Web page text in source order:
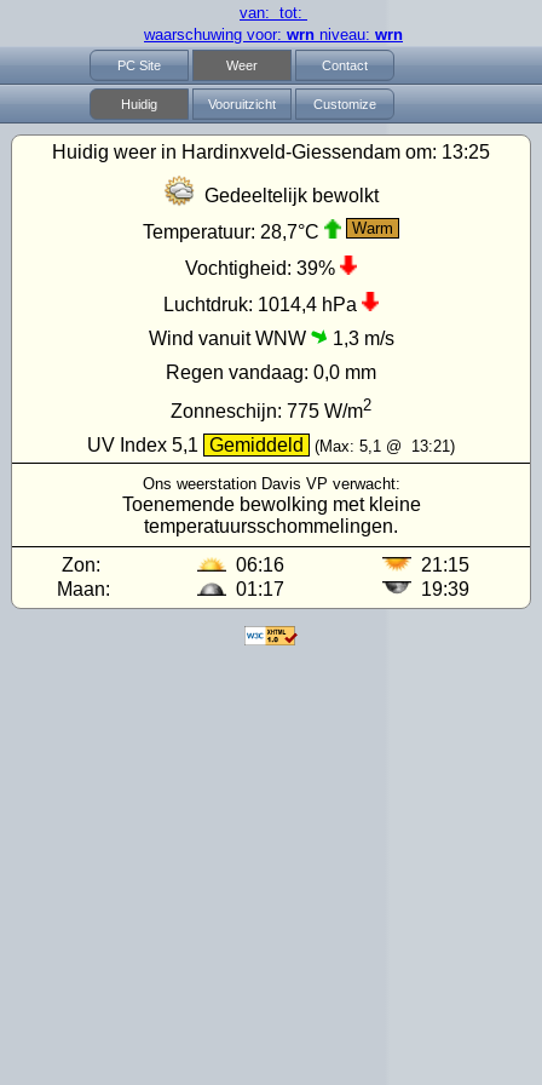
van: tot:
waarschuwing voor: wrn niveau: wrn
PC Site Weer Contact
Huidig Vooruitzicht Customize
Huidig weer in Hardinxveld-Giessendam om: 13:25
Gedeeltelijk bewolkt
Temperatuur: 28,7°C Warm
Vochtigheid: 39%
Luchtdruk: 1014,4 hPa
Wind vanuit WNW
1,3 m/s
Regen vandaag: 0,0 mm
Zonneschijn: 775 W/m2
UV Index 5,1 Gemiddeld (Max: 5,1 @ 13:21)
Ons weerstation Davis VP verwacht:
Toenemende bewolking met kleine
temperatuursschommelingen.
Zon:
06:16
21:15
Maan:
01:17 19:39